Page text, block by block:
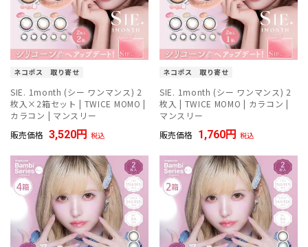
ネコポス 取り寄せ
SIE. 1month (シー ワンマンス) 2
枚入×2箱セット | TWICE MOMO |
カラコン | マンスリー
販売価格 3,520 税込
ネコポス 取り寄せ
SIE. 1month (シー ワンマンス) 2
枚入 | TWICE MOMO | カラコン |
マンスリー
販売価格 1,760 税込